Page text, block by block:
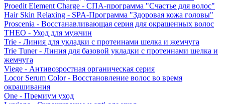
Proedit Element Charge - СПА-программа "Счастье для волос"
Hair Skin Relaxing - SPA-Программа "Здоровая кожа головы"
Proscenia - Восстанавливающая серия для окрашенных волос
THEO - Уход для мужчин
Trie - Линия для укладки с протеинами шелка и жемчуга
Trie Tuner - Линия для базовой укладки с протеинами шелка и
жемчуга
Viege - Антивозростная органическая серия
Locor Serum Color - Восстановление волос во время
окрашивания
One - Премиум уход